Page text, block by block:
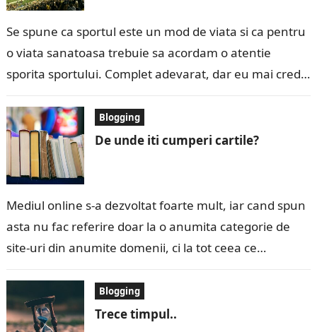
Se spune ca sportul este un mod de viata si ca pentru
o viata sanatoasa trebuie sa acordam o atentie
sporita sportului. Complet adevarat, dar eu mai cred…
Blogging
De unde iti cumperi cartile?
Mediul online s-a dezvoltat foarte mult, iar cand spun
asta nu fac referire doar la o anumita categorie de
site-uri din anumite domenii, ci la tot ceea ce…
Blogging
Trece timpul..